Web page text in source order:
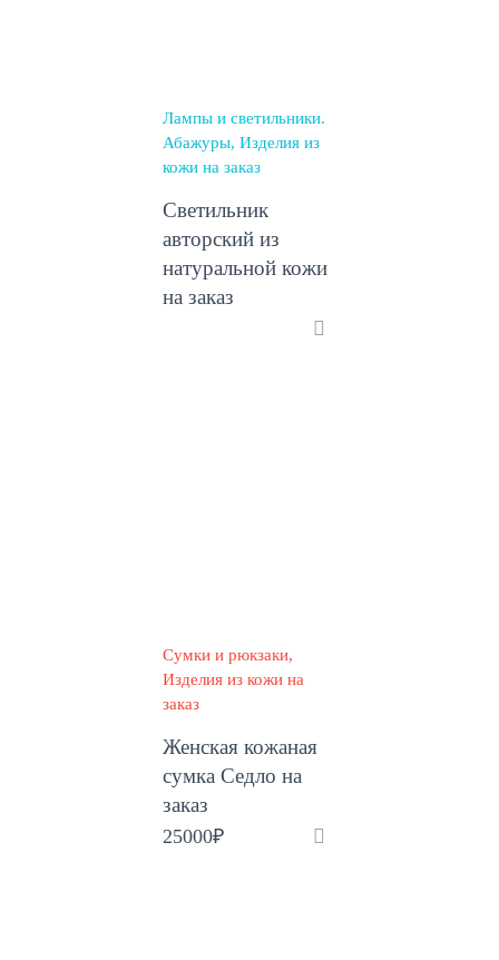
Лампы и светильники.
Абажуры Изделия из
кожи на заказ
Светильник
авторский из
натуральной кожи
на заказ
Сумки и рюкзаки
Изделия из кожи на
заказ
Женская кожаная
сумка Седло на
заказ
25000₽